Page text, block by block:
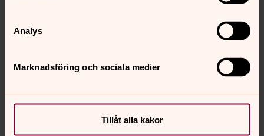
Analys
Marknadsföring och sociala medier
Tillåt alla kakor
Senast ändrad 26 maj 2026
Synpunkter eller frågor på sidans